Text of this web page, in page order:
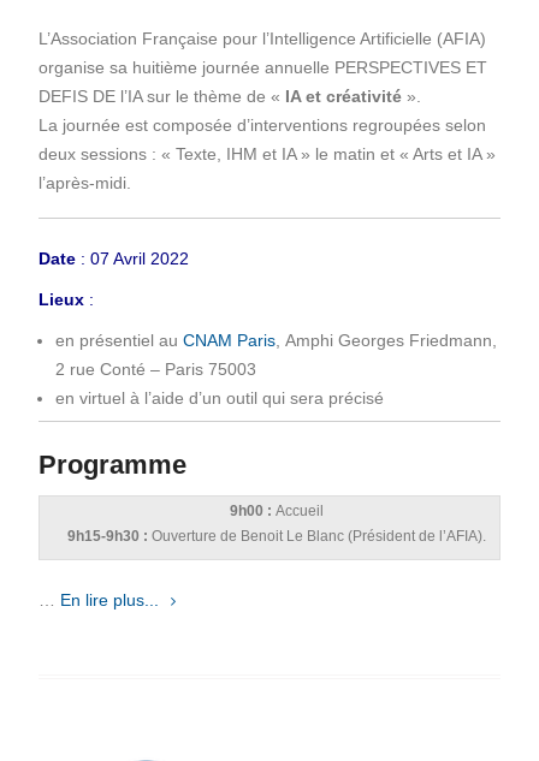
L’Association Française pour l’Intelligence Artificielle (AFIA)
organise sa huitième journée annuelle PERSPECTIVES ET
DEFIS DE l’IA sur le thème de « IA et créativité».
La journée est composée d’interventions regroupées selon
deux sessions : « Texte, IHM et IA » le matin et « Arts et IA »
l’après-midi.
Date: 07 Avril 2022
Lieux:
en présentiel au CNAM Paris, Amphi Georges Friedmann,
2 rue Conté – Paris 75003
en virtuel à l’aide d’un outil qui sera précisé
Programme
9h00 : Accueil
9h15-9h30 : Ouverture de Benoit Le Blanc (Président de l’AFIA).
En lire plus...